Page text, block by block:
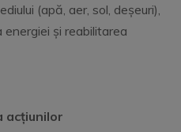
(apă, aer, sol, deșeuri),
și reabilitarea
acțiunilor